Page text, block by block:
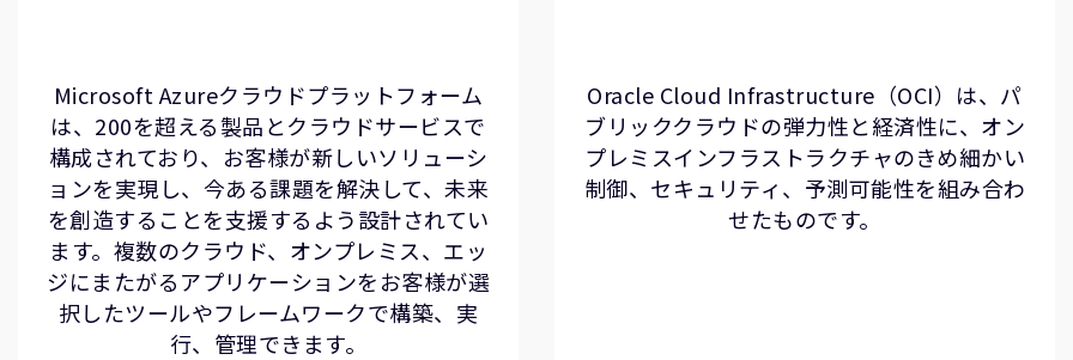
Microsoft Azureクラウドプラットフォーム
は、200を超える製品とクラウドサービスで
構成されており、お客様が新しいソリューシ
ョンを実現し、今ある課題を解決して、未来
を創造することを支援するよう設計されてい
ます。複数のクラウド、オンプレミス、エッ
ジにまたがるアプリケーションをお客様が選
択したツールやフレームワークで構築、実
行、管理できます。
Oracle Cloud Infrastructure（OCI）は、パ
ブリッククラウドの弾力性と経済性に、オン
プレミスインフラストラクチャのきめ細かい
制御、セキュリティ、予測可能性を組み合わ
せたものです。